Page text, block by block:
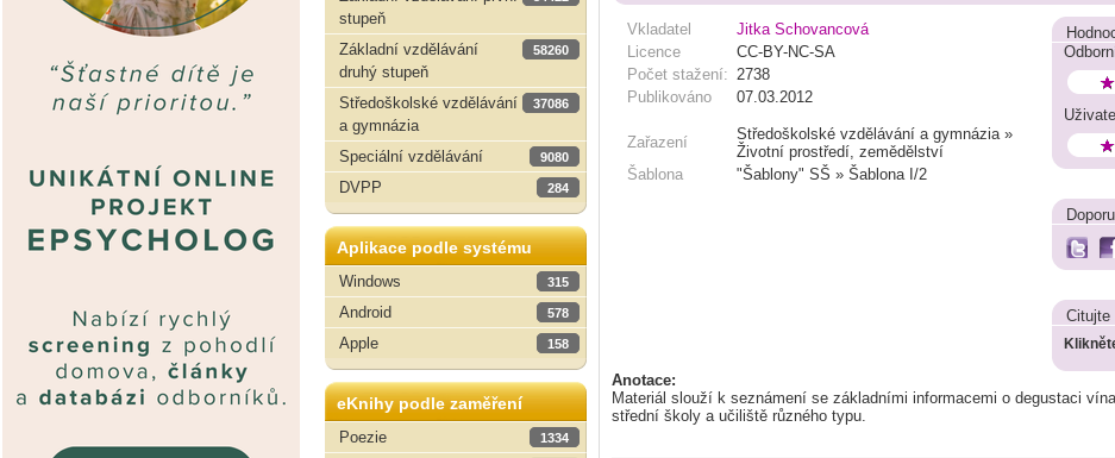
stupeň
Základní vzdělávání
druhý stupeň
58260
Středoškolské vzdělávání
a gymnázia
37086
Speciální vzdělávání 9080
DVPP 284
Aplikace podle systému
Windows
315
Android 578
Apple 158
eKnihy podle zaměření
Poezie
1334
Vkladatel
Jitka Schovancová
Licence
CC-BY-NC-SA
Počet stažení: 2738
Publikováno
07.03.2012
Zařazení
Středoškolské vzdělávání a gymnázia »
Životní prostředí, zemědělství
Šablona
"Šablony" SŠ » Šablona I/2
Citujte
Anotace:
Materiál slouží k seznámení se základními informacemi o degustaci
střední školy a učiliště různého typu.